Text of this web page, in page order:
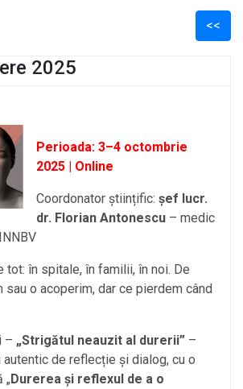
<<
2025
Perioada: 3–4 octombrie
2025 | Online
Coordonator științific:șef lucr.
dr. Florian Antonescu – medic
tot: în spitale, în familii, în noi. De
sau o acoperim, dar ce pierdem când
– „Strigătul neauzit al durerii” –
de reflecție și dialog, cu o
„Durerea și reflexul de a o